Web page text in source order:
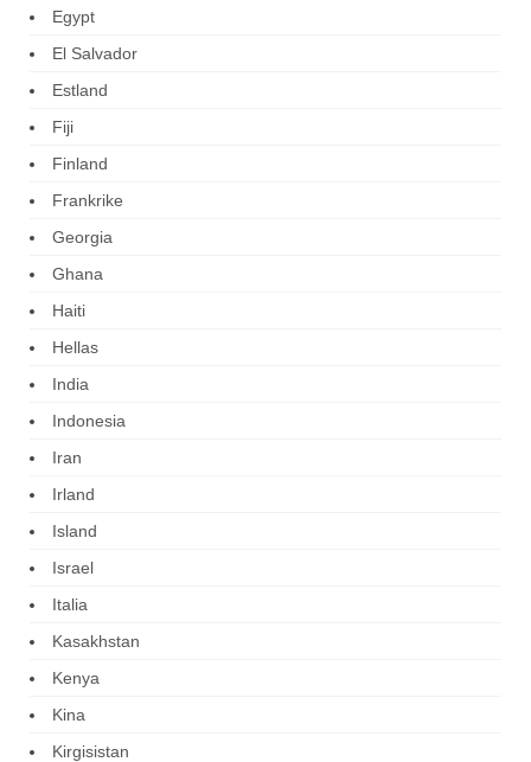
Egypt
El Salvador
Estland
Fiji
Finland
Frankrike
Georgia
Ghana
Haiti
Hellas
India
Indonesia
Iran
Irland
Island
Israel
Italia
Kasakhstan
Kenya
Kina
Kirgisistan